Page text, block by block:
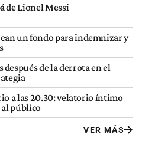
de Lionel Messi
un fondo para indemnizar y
después de la derrota en el
a las 20.30: velatorio íntimo
al público
VER MÁS